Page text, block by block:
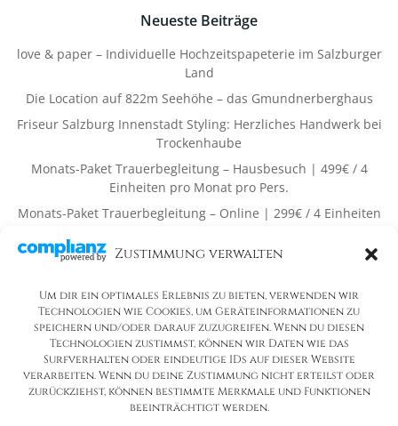
Zustimmung verwalten
Um dir ein optimales Erlebnis zu bieten, verwenden wir
Technologien wie Cookies, um Geräteinformationen zu
speichern und/oder darauf zuzugreifen. Wenn du diesen
Technologien zustimmst, können wir Daten wie das
Surfverhalten oder eindeutige IDs auf dieser Website
verarbeiten. Wenn du deine Zustimmung nicht erteilst oder
zurückziehst, können bestimmte Merkmale und Funktionen
beeinträchtigt werden.
Neueste Beiträge
love & paper – Individuelle Hochzeitspapeterie im Salzburger
Land
Die Location auf 822m Seehöhe – das Gmundnerberghaus
Friseur Salzburg Innenstadt Styling: Herzliches Handwerk bei
Trockenhaube
Monats-Paket Trauerbegleitung – Hausbesuch | 499€ / 4
Einheiten pro Monat pro Pers.
Monats-Paket Trauerbegleitung – Online | 299€ / 4 Einheiten
Es sind keine Kommentare vorhanden.